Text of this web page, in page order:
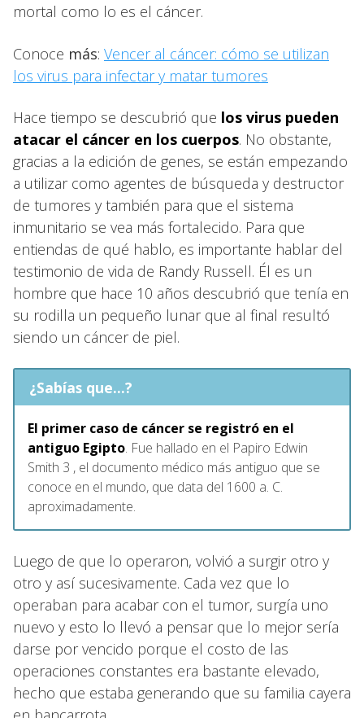
mortal como lo es el cáncer.
Conoce más: Vencer al cáncer: cómo se utilizan
los virus para infectar y matar tumores
Hace tiempo se descubrió que los virus pueden
atacar el cáncer en los cuerpos. No obstante,
gracias a la edición de genes, se están empezando
a utilizar como agentes de búsqueda y destructor
de tumores y también para que el sistema
inmunitario se vea más fortalecido. Para que
entiendas de qué hablo, es importante hablar del
testimonio de vida de Randy Russell. Él es un
hombre que hace 10 años descubrió que tenía en
su rodilla un pequeño lunar que al final resultó
siendo un cáncer de piel.
¿Sabías que...?
El primer caso de cáncer se registró en el
antiguo Egipto. Fue hallado en el Papiro Edwin
Smith 3 , el documento médico más antiguo que se
conoce en el mundo, que data del 1600 a. C.
aproximadamente.
Luego de que lo operaron, volvió a surgir otro y
otro y así sucesivamente. Cada vez que lo
operaban para acabar con el tumor, surgía uno
nuevo y esto lo llevó a pensar que lo mejor sería
darse por vencido porque el costo de las
operaciones constantes era bastante elevado,
hecho que estaba generando que su familia cayera